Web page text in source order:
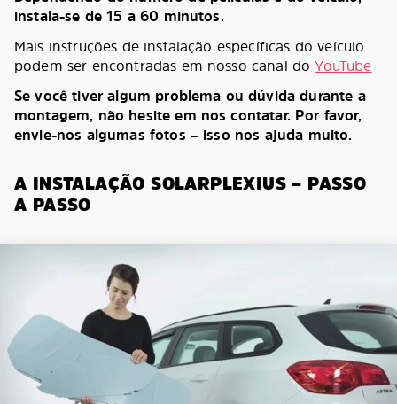
instala-se de 15 a 60 minutos.
Mais instruções de instalação específicas do veículo
podem ser encontradas em nosso canal doYouTube
Se você tiver algum problema ou dúvida durante a
montagem, não hesite em nos contatar. Por favor,
envie-nos algumas fotos – isso nos ajuda muito.
A INSTALAÇÃO SOLARPLEXIUS – PASSO
A PASSO